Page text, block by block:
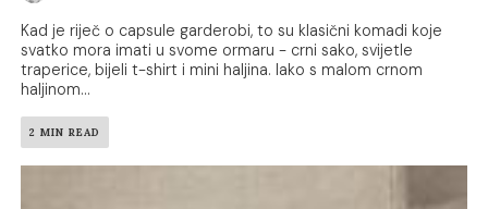
Kad je riječ o capsule garderobi, to su klasični komadi koje
svatko mora imati u svome ormaru - crni sako, svijetle
traperice, bijeli t-shirt i mini haljina. Iako s malom crnom
haljinom...
2 MIN READ